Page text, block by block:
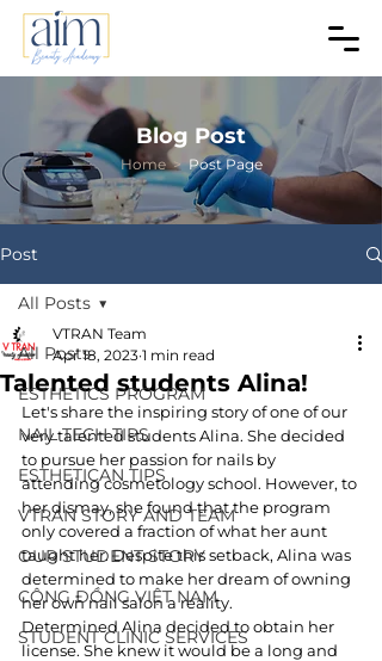
Blog Post
Home>Post Page
Post
All Posts
ESTHETICS PROGRAM
NAIL TECH TIPS
ESTHETICAN TIPS
VTRAN STORY AND TEAM
OUR STUDENT STORY
CỘNG ĐỒNG VIỆT NAM
STUDENT CLINIC SERVICES
All Posts
Talented students Alina!
VTRAN Team
Apr 18, 2023 1 min read
Let's share the inspiring story of one of our
very talented students Alina. She decided
to pursue her passion for nails by
attending cosmetology school. However, to
her dismay, she found that the program
only covered a fraction of what her aunt
taught her. Despite this setback, Alina was
determined to make her dream of owning
her own nail salon a reality.
Determined Alina decided to obtain her
license. She knew it would be a long and